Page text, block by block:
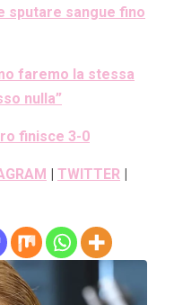
sputare sangue fino
faremo la stessa
nulla”
finisce 3-0
| TWITTER |